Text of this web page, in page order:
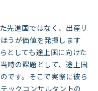
先進国ではなく、出産リ
うが価値を発揮します
としても途上国に向けた
時の課題として、途上国
です。そこで実際に彼ら
ックコンサルタントの